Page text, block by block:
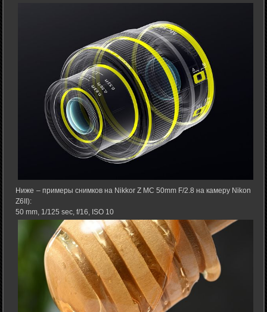
Ниже – примеры снимков на Nikkor Z MC 50mm F/2.8 на камеру Nikon
Z6II):
50 mm, 1/125 sec, f/16, ISO 10